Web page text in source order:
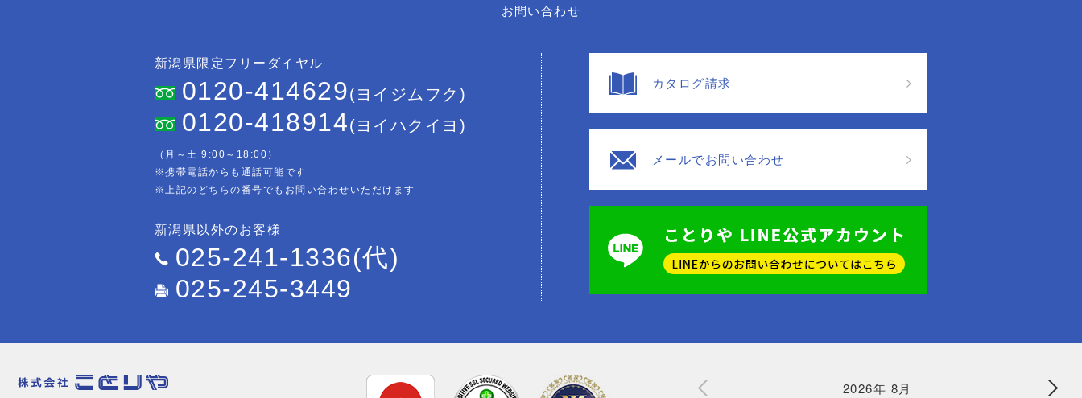
お問い合わせ
新潟県限定フリーダイヤル
0120-414629(ヨイジムフク)
0120-418914(ヨイハクイヨ)
（月～土 9:00～18:00）
※携帯電話からも通話可能です
※上記のどちらの番号でもお問い合わせいただけます
新潟県以外のお客様
025-241-1336(代)
025-245-3449
カタログ請求
メールでお問い合わせ
2026年 8月